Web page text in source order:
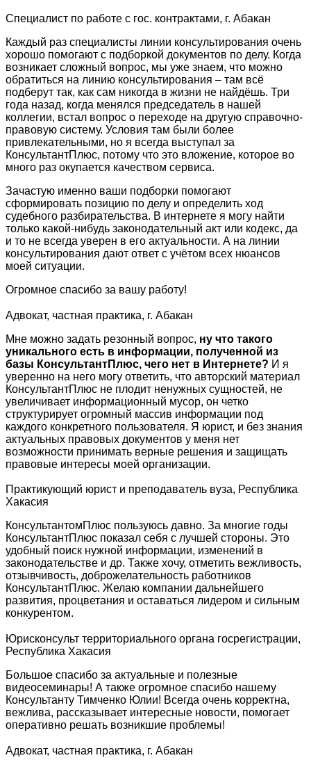
Специалист по работе с гос. контрактами, г. Абакан
Каждый раз специалисты линии консультирования очень
хорошо помогают с подборкой документов по делу. Когда
возникает сложный вопрос, мы уже знаем, что можно
обратиться на линию консультирования – там всё
подберут так, как сам никогда в жизни не найдёшь. Три
года назад, когда менялся председатель в нашей
коллегии, встал вопрос о переходе на другую справочно-
правовую систему. Условия там были более
привлекательными, но я всегда выступал за
КонсультантПлюс, потому что это вложение, которое во
много раз окупается качеством сервиса.
Зачастую именно ваши подборки помогают
сформировать позицию по делу и определить ход
судебного разбирательства. В интернете я могу найти
только какой-нибудь законодательный акт или кодекс, да
и то не всегда уверен в его актуальности. А на линии
консультирования дают ответ с учётом всех нюансов
моей ситуации.
Огромное спасибо за вашу работу!
Адвокат, частная практика, г. Абакан
Мне можно задать резонный вопрос, ну что такого
уникального есть в информации, полученной из
базы КонсультантПлюс, чего нет в Интернете? И я
уверенно на него могу ответить, что авторский материал
КонсультантПлюс не плодит ненужных сущностей, не
увеличивает информационный мусор, он четко
структурирует огромный массив информации под
каждого конкретного пользователя. Я юрист, и без знания
актуальных правовых документов у меня нет
возможности принимать верные решения и защищать
правовые интересы моей организации.
Практикующий юрист и преподаватель вуза, Республика
Хакасия
КонсультантомПлюс пользуюсь давно. За многие годы
КонсультантПлюс показал себя с лучшей стороны. Это
удобный поиск нужной информации, изменений в
законодательстве и др. Также хочу, отметить вежливость,
отзывчивость, доброжелательность работников
КонсультантПлюс. Желаю компании дальнейшего
развития, процветания и оставаться лидером и сильным
конкурентом.
Юрисконсульт территориального органа госрегистрации,
Республика Хакасия
Большое спасибо за актуальные и полезные
видеосеминары! А также огромное спасибо нашему
Консультанту Тимченко Юлии! Всегда очень корректна,
вежлива, рассказывает интересные новости, помогает
оперативно решать возникшие проблемы!
Адвокат, частная практика, г. Абакан